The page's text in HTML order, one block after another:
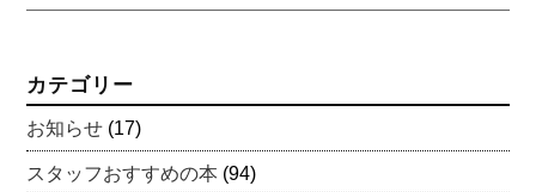
カテゴリー
お知らせ (17)
スタッフおすすめの本 (94)